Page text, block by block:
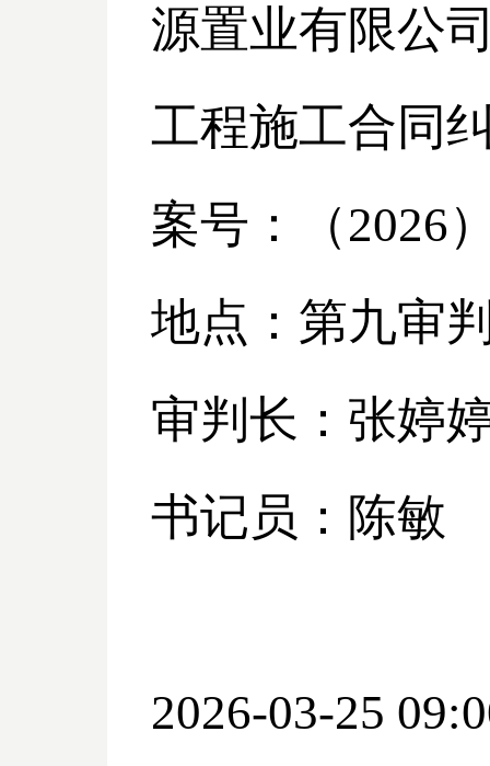
源置业有限公
工程施工合同
案号：（2026
地点：第九审
审判长：张婷
书记员：陈敏
2026-03-25